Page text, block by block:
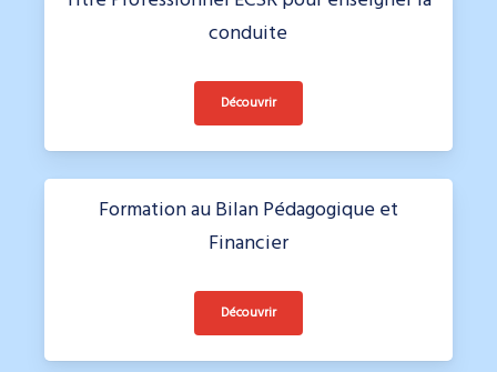
conduite
Découvrir
Formation au Bilan Pédagogique et
Financier
Découvrir